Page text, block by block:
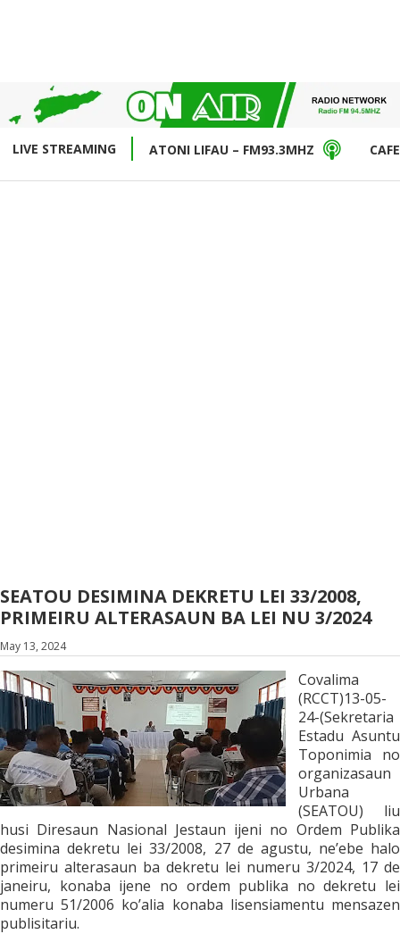
LIVE STREAMING ATONI LIFAU – FM93.3MHZ
SEATOU DESIMINA DEKRETU LEI 33/2008,
PRIMEIRU ALTERASAUN BA LEI NU 3/2024
May 13, 2024
Covalima
(RCCT)13-05-
24-(Sekretaria
Estadu Asuntu
Toponimia no
organizasaun
Urbana
(SEATOU) liu
husi Diresaun Nasional Jestaun ijeni no Ordem Publika
desimina dekretu lei 33/2008, 27 de agustu, ne’ebe halo
primeiru alterasaun ba dekretu lei numeru 3/2024, 17 de
janeiru, konaba ijene no ordem publika no dekretu lei
numeru 51/2006 ko’alia konaba lisensiamentu mensazen
publisitariu.